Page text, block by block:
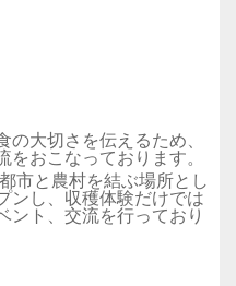
大切さを伝えるため、
おこなっております。
市と農村を結ぶ場所とし
ンし、収穫体験だけでは
ント、交流を行っており